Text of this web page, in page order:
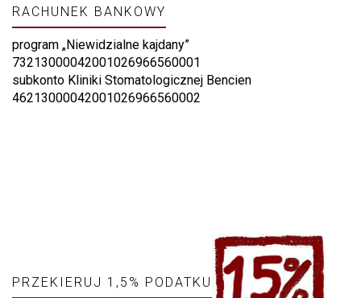
RACHUNEK BANKOWY
program „Niewidzialne kajdany”
73213000042001026966560001
subkonto Kliniki Stomatologicznej Bencien
46213000042001026966560002
PRZEKIERUJ 1,5% PODATKU